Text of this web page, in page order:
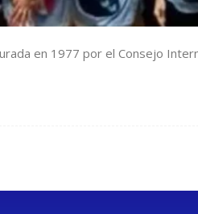
en 1977 por el Consejo